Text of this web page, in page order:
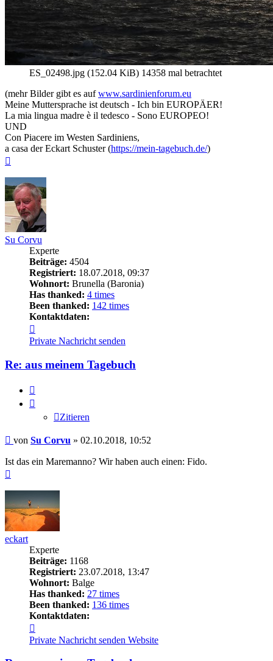
ES_02498.jpg (152.04 KiB) 14358 mal betrachtet
(mehr Bilder gibt es aufwww.sardinienforum.eu
Meine Muttersprache ist deutsch - Ich bin EUROPÄER!
La mia lingua madre è il tedesco - Sono EUROPEO!
UND
Con Piacere im Westen Sardiniens,
a casa der Eckart Schuster (https://mein-tagebuch.de/)
Su Corvu
Experte
Beiträge: 4504
Registriert: 18.07.2018, 09:37
Wohnort: Brunella (Baronia)
Has thanked: 4 times
Been thanked: 142 times
Kontaktdaten:
von
Su
Private Nachricht senden
Re: aus meinem Tagebuch
Zitieren
Beitrag
von Su Corvu » 02.10.2018, 10:52
Ist das ein Maremanno? Wir haben auch einen: Fido.
eckart
Experte
Beiträge: 1168
Registriert: 23.07.2018, 13:47
Wohnort: Balge
Has thanked: 27 times
Been thanked: 136 times
Kontaktdaten:
von
eckart
Private Nachricht senden Website